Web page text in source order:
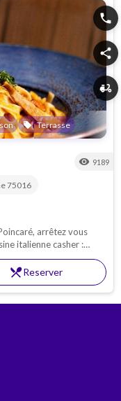
local_offer Terrasse
phone
share
delivery_dining
visibility 9189
75016
arrêtez vous
Maillot
restaurant_menuReserver